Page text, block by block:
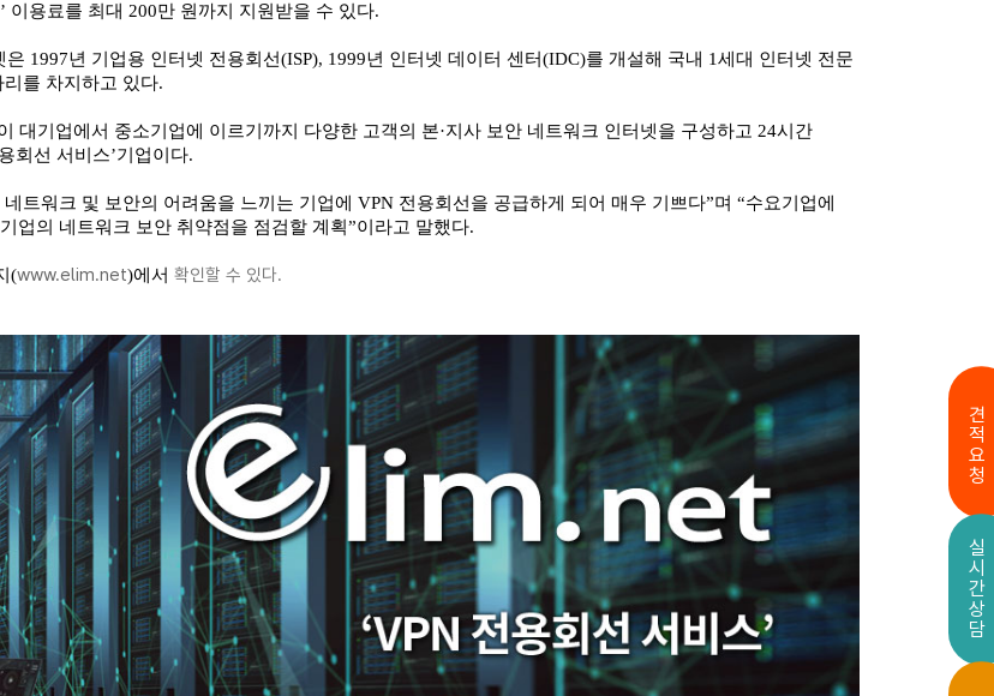
이용료를 최대 200만 원까지 지원받을 수 있다.
1997년 기업용 인터넷 전용회선(ISP), 1999년 인터넷 데이터 센터(IDC)를 개설해 국내 1세대 인터넷 전문
를 차지하고 있다.
대기업에서 중소기업에 이르기까지 다양한 고객의 본·지사 보안 네트워크 인터넷을 구성하고 24시간
회선 서비스’기업이다.
트워크 및 보안의 어려움을 느끼는 기업에 VPN 전용회선을 공급하게 되어 매우 기쁘다”며 “수요기업에
업의 네트워크 보안 취약점을 점검할 계획”이라고 말했다.
(www.elim.net)에서 확인할 수 있다.
견적요청
실시간상담